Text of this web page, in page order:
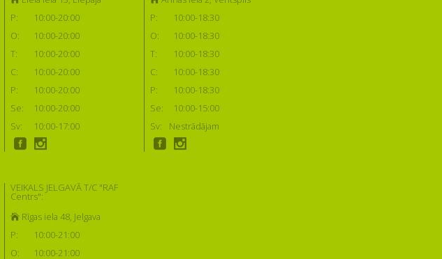
P:
10:00-20:00
O:
10:00-20:00
T:
10:00-20:00
C:
10:00-20:00
P:
10:00-20:00
Se:
10:00-20:00
Sv:
10:00-17:00
P:
10:00-18:30
O:
10:00-18:30
T:
10:00-18:30
C:
10:00-18:30
P:
10:00-18:30
Se:
10:00-15:00
Sv:
Nestrādājam
VEIKALS JELGAVĀ T/C "RAF
Centrs":
Rīgas iela 48, Jelgava
P:
10:00-21:00
O:
10:00-21:00